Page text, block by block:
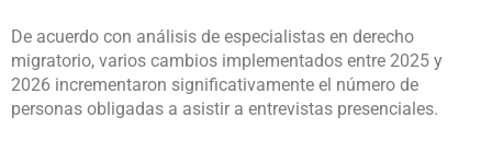
De acuerdo con análisis de especialistas en derecho
migratorio, varios cambios implementados entre 2025 y
2026 incrementaron significativamente el número de
personas obligadas a asistir a entrevistas presenciales.